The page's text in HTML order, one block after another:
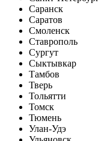
Саранск
Саратов
Смоленск
Ставрополь
Сургут
Сыктывкар
Тамбов
Тверь
Тольятти
Томск
Тюмень
Улан-Удэ